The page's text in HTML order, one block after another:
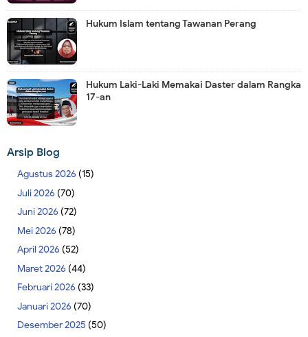
Hukum Islam tentang Tawanan Perang
Hukum Laki-Laki Memakai Daster dalam Rangka
17-an
Arsip Blog
Agustus 2026 (15)
Juli 2026 (70)
Juni 2026 (72)
Mei 2026 (78)
April 2026 (52)
Maret 2026 (44)
Februari 2026 (33)
Januari 2026 (70)
Desember 2025 (50)